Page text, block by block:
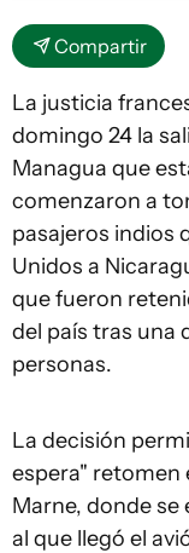
Compartir
La justicia
domingo 24 la
Managua que
comenzaron a
pasajeros indios
Unidos a
que fueron
del país tras una
personas.
La decisión
espera" retomen
Marne, donde
al que llegó el